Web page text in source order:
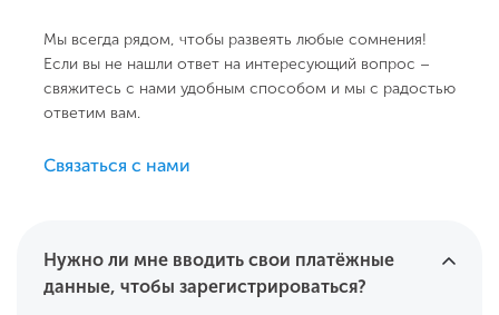
Мы всегда рядом, чтобы развеять любые сомнения!
Если вы не нашли ответ на интересующий вопрос –
свяжитесь с нами удобным способом и мы с радостью
ответим вам.
Связаться с нами
Нужно ли мне вводить свои платёжные
данные, чтобы зарегистрироваться?